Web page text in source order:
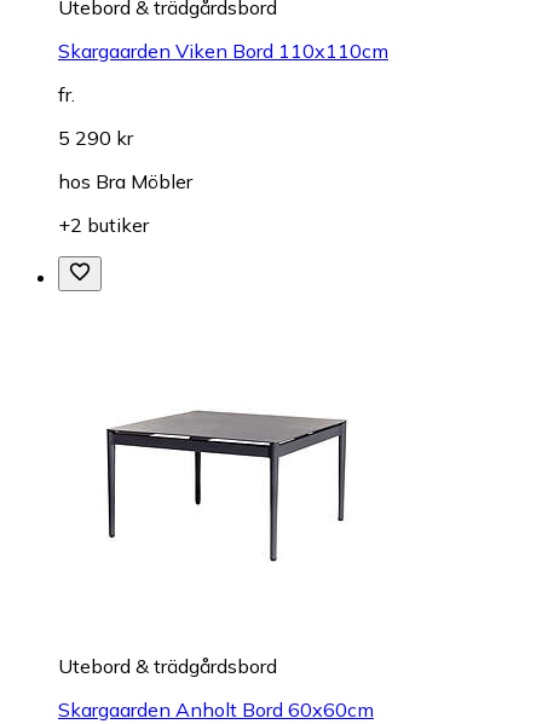
Utebord & trädgårdsbord
Skargaarden Viken Bord 110x110cm
fr.
5 290 kr
hos Bra Möbler
+2 butiker
Utebord & trädgårdsbord
Skargaarden Anholt Bord 60x60cm